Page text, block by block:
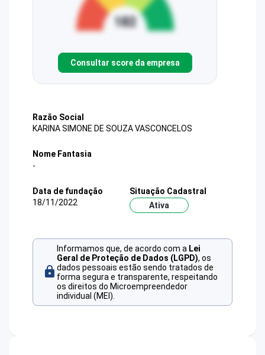
Consultar score da empresa
Razão Social
KARINA SIMONE DE SOUZA VASCONCELOS
Nome Fantasia
-
Data de fundação
18/11/2022
Situação Cadastral
Ativa
Informamos que, de acordo com a Lei
Geral de Proteção de Dados (LGPD), os
dados pessoais estão sendo tratados de
forma segura e transparente, respeitando
os direitos do Microempreendedor
individual (MEI).